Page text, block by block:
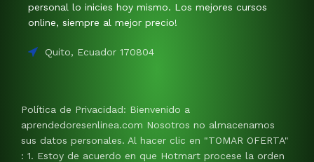
personal lo inicies hoy mismo. Los mejores cursos
online, siempre al mejor precio!
Quito, Ecuador 170804
Política de Privacidad: Bienvenido a
aprendedoresenlinea.com Nosotros no almacenamos
sus datos personales. Al hacer clic en "TOMAR OFERTA"
: 1. Estoy de acuerdo en que Hotmart procese la orden